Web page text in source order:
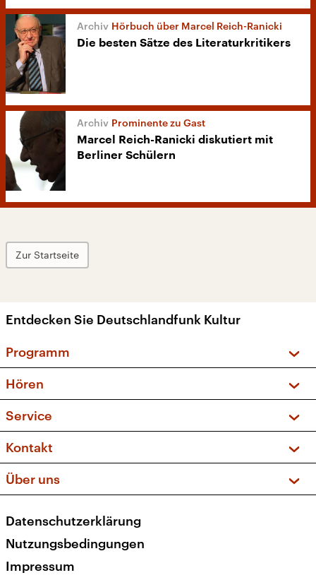
Hörbuch über Marcel Reich-Ranicki
Die besten Sätze des Literaturkritikers
Prominente zu Gast
Marcel Reich-Ranicki diskutiert mit
Berliner Schülern
Zur Startseite
Entdecken Sie Deutschlandfunk Kultur
Programm
Sendungen und Podcasts
Musikliste
Kakadu – Das Kinderprogramm
Hören
Frequenzen (UKW + DAB+)
Service
FAQ
Apps
Newsletter
Veranstaltungen
Kontakt
Social Media
Über uns
Presse
Karriere
Transparenz
Datenschutzerklärung
Nutzungsbedingungen
Impressum